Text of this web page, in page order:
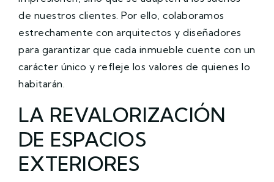
de nuestros clientes. Por ello, colaboramos
estrechamente con arquitectos y diseñadores
para garantizar que cada inmueble cuente con un
carácter único y refleje los valores de quienes lo
habitarán.
LA REVALORIZACIÓN
DE ESPACIOS
EXTERIORES